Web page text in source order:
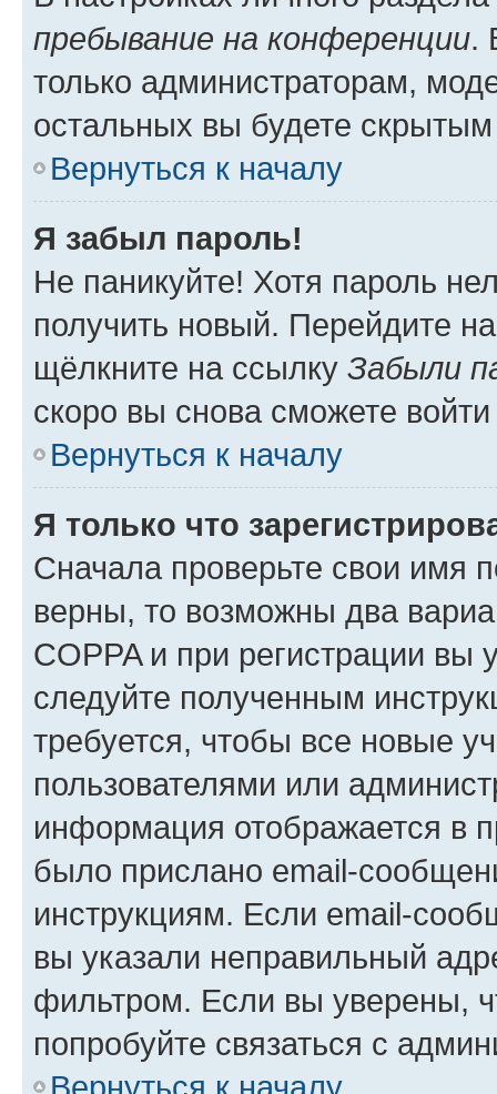
пребывание на конференции.
только администраторам,
остальных вы будете
Вернуться к началу
Я забыл пароль!
Не паникуйте! Хотя пароль
получить новый. Перейдите
щёлкните на ссылку Забыли
скоро вы снова сможете
Вернуться к началу
Я только что
Сначала проверьте свои имя
верны, то возможны два
COPPA и при регистрации вы
следуйте полученным
требуется, чтобы все новые
пользователями или
информация отображается в
было прислано email-
инструкциям. Если email-
вы указали неправильный
фильтром. Если вы уверены,
попробуйте связаться с
Вернуться к началу